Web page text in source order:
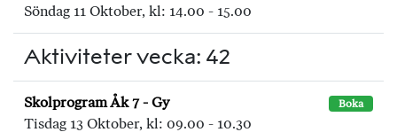
Söndag 11 Oktober, kl: 14.00 - 15.00
Aktiviteter vecka: 42
Skolprogram Åk 7 - Gy Boka
Tisdag 13 Oktober, kl: 09.00 - 10.30